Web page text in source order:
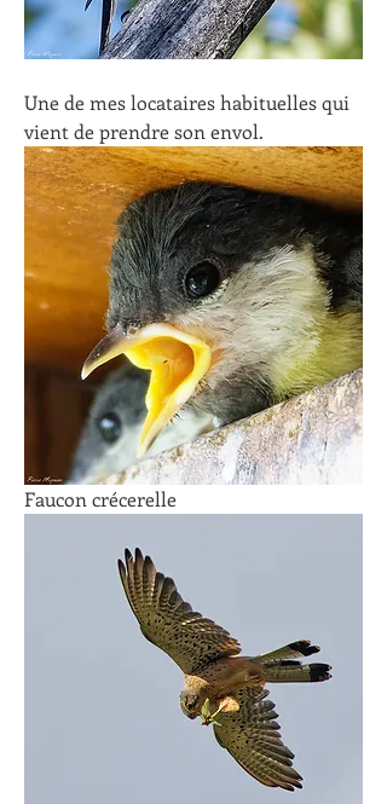
Une de mes locataires habituelles qui
vient de prendre son envol.
Faucon crécerelle